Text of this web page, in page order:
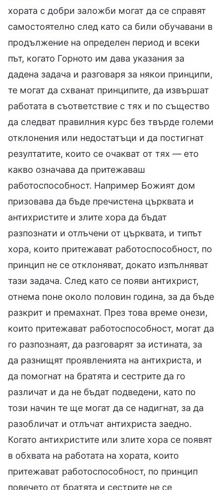
хората с добри заложби могат да се справят
самостоятелно след като са били обучавани в
продължение на определен период и всеки
път, когато Горното им дава указания за
дадена задача и разговаря за някои принципи,
те могат да схванат принципите, да извършат
работата в съответствие с тях и по същество
да следват правилния курс без твърде големи
отклонения или недостатъци и да постигнат
резултатите, които се очакват от тях — ето
какво означава да притежаваш
работоспособност. Например Божият дом
призовава да бъде пречистена църквата и
антихристите и злите хора да бъдат
разпознати и отлъчени от църквата, и типът
хора, които притежават работоспособност, по
принцип не се отклоняват, докато изпълняват
тази задача. След като се появи антихрист,
отнема поне около половин година, за да бъде
разкрит и премахнат. През това време онези,
които притежават работоспособност, могат да
го разпознаят, да разговарят за истината, за
да разнищят проявленията на антихриста, и
да помогнат на братята и сестрите да го
различат и да не бъдат подведени, като по
този начин те ще могат да се надигнат, за да
разобличат и отлъчат антихриста заедно.
Когато антихристите или злите хора се появят
в обхвата на работата на хората, които
притежават работоспособност, по принцип
повечето от братята и сестрите не се